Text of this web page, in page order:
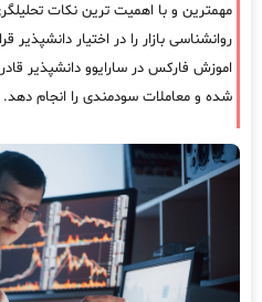
مهمترین و با اهمیت ترین نکات
روانشناسی بازار را در اختیار دانشپذیر
شده و معاملات سودمندی را انجام دهد.